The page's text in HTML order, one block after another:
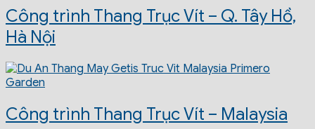
Công trình Thang Trục Vít – Q. Tây Hồ,
Hà Nội
Công trình Thang Trục Vít – Malaysia